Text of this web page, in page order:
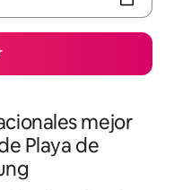
mejor
Playa de